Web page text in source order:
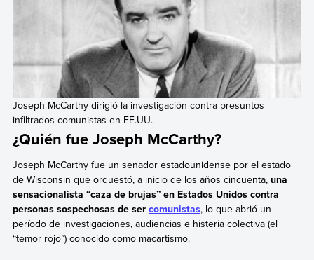
Joseph McCarthy dirigió la investigación contra presuntos
infiltrados comunistas en EE.UU.
¿Quién fue Joseph McCarthy?
Joseph McCarthy fue un senador estadounidense por el estado
de Wisconsin que orquestó, a inicio de los años cincuenta, una
sensacionalista “caza de brujas” en Estados Unidos contra
personas sospechosas de ser comunistas, lo que abrió un
período de investigaciones, audiencias e histeria colectiva (el
“temor rojo”) conocido como macartismo.